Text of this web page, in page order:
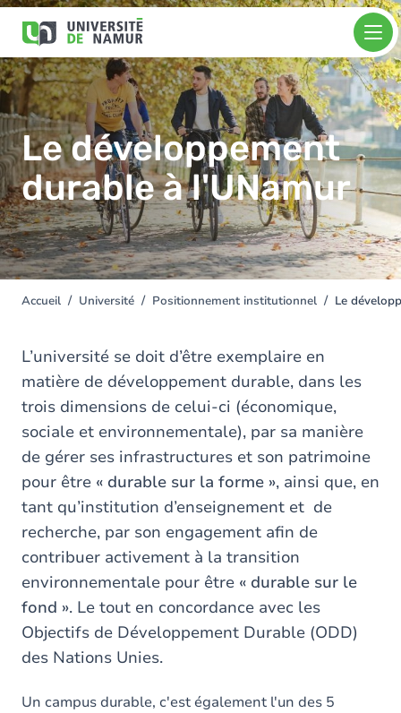
Aller au contenu principal
Aller
contenu
principal
Image
Le développement
durable à l'UNamur
You
here
Accueil Université Positionnement institutionnel Le
L’université se doit d’être exemplaire en
matière de développement durable, dans les
trois dimensions de celui-ci (économique,
sociale et environnementale), par sa manière
de gérer ses infrastructures et son patrimoine
pour être « durable sur la forme », ainsi que, en
tant qu’institution d’enseignement et de
recherche, par son engagement afin de
contribuer activement à la transition
environnementale pour être « durable sur le
fond ». Le tout en concordance avec les
Objectifs de Développement Durable (ODD)
des Nations Unies.
Un campus durable, c'est également l'un des 5